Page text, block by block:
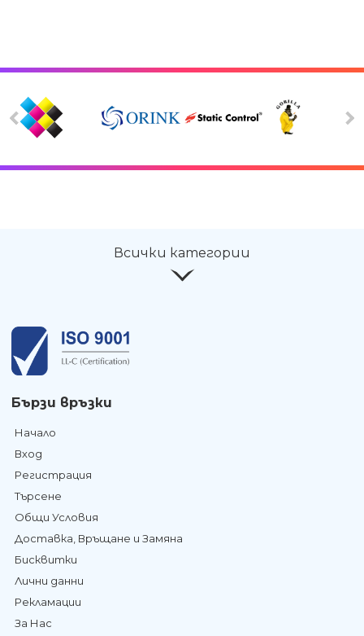
Всички категории
Бързи връзки
Начало
Вход
Регистрация
Търсене
Общи Условия
Доставка, Връщане и Замяна
Бисквитки
Лични данни
Рекламации
За Нас